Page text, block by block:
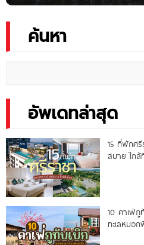
ค้นหา
อัพเดทล่าสุด
15 ที่พักศ
สบาย ใกล้
10 คาเฟ่
ทะเลหมอ